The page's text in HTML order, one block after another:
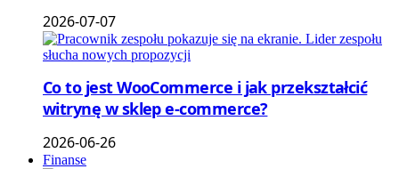
2026-07-07
Co to jest WooCommerce i jak przekształcić
witrynę w sklep e-commerce?
2026-06-26
Finanse